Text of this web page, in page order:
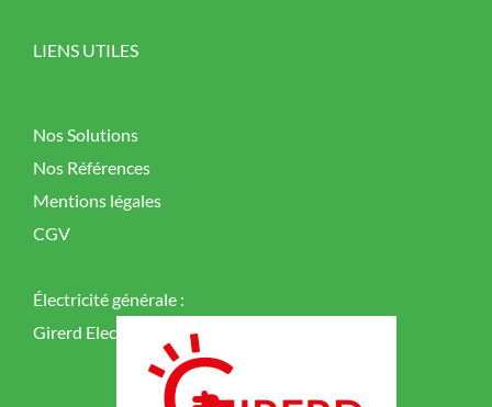
LIENS UTILES
Nos Solutions
Nos Références
Mentions légales
CGV
Électricité générale :
Girerd Elec